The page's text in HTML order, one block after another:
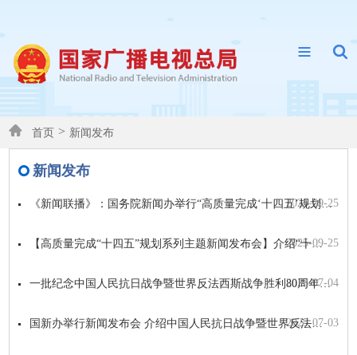
首页 > 新闻发布
新闻发布
《新闻联播》：国务院新闻办举行“高质量完成‘十四五’规划”系列主题新闻发布会
2025-09-25
【高质量完成“十四五”规划系列主题新闻发布会】介绍“十四五”时期广播电视和网...
2025-09-25
一批纪念中国人民抗日战争暨世界反法西斯战争胜利80周年主题视听精品将陆续推出
2025-07-04
国新办举行新闻发布会 介绍中国人民抗日战争暨世界反法西斯战争胜利80周年主题...
2025-07-03